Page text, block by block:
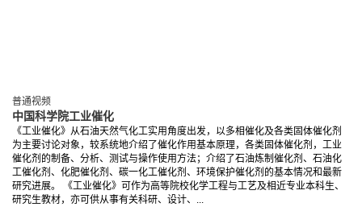
普通视频
中国科学院工业催化
《工业催化》从石油天然气化工实用角度出发，以多相催化及各类固体催化剂
为主要讨论对象，较系统地介绍了催化作用基本原理，各类固体催化剂，工业
催化剂的制备、分析、测试与操作使用方法；介绍了石油炼制催化剂、石油化
工催化剂、化肥催化剂、碳一化工催化剂、环境保护催化剂的基本情况和最新
研究进展。 《工业催化》可作为高等院校化学工程与工艺及相近专业本科生、
研究生教材，亦可供从事有关科研、设计、...